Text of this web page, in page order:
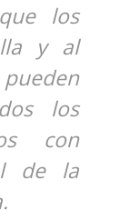
los
y al
los
con
de la